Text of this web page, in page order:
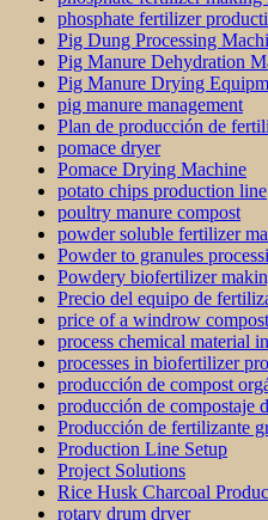
phosphate fertilizer
Pig Dung Processing
Pig Manure Dehydration
Pig Manure Drying
pig manure management
Plan de producción de
pomace dryer
Pomace Drying Machine
potato chips production line
poultry manure compost
powder soluble fertilizer
Powder to granules
Powdery biofertilizer
Precio del equipo de
price of a windrow
process chemical material
processes in biofertilizer
producción de compost
producción de compostaje
Producción de fertilizante
Production Line Setup
Project Solutions
Rice Husk Charcoal
rotary drum dryer